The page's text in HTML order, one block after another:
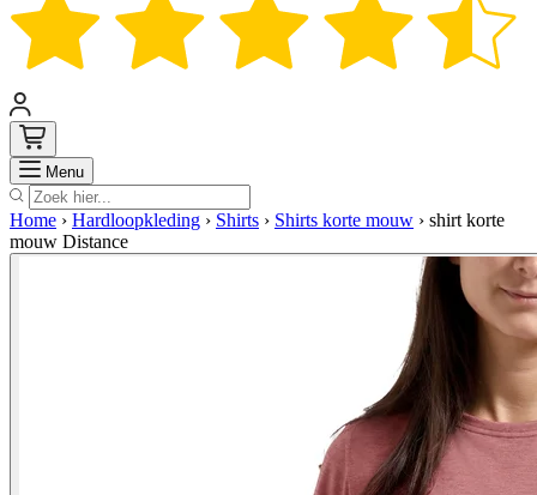
Menu Zoek
Home › Hardloopkleding › Shirts › Shirts korte mouw › shirt korte
mouw Distance